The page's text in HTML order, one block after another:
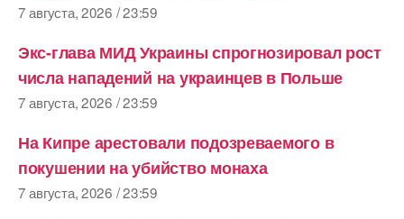
7 августа, 2026 / 23:59
Экс-глава МИД Украины спрогнозировал рост
числа нападений на украинцев в Польше
7 августа, 2026 / 23:59
На Кипре арестовали подозреваемого в
покушении на убийство монаха
7 августа, 2026 / 23:59